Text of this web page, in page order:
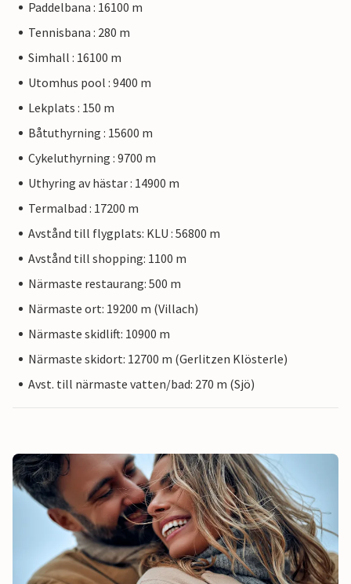
Paddelbana : 16100 m
Tennisbana : 280 m
Simhall : 16100 m
Utomhus pool : 9400 m
Lekplats : 150 m
Båtuthyrning : 15600 m
Cykeluthyrning : 9700 m
Uthyring av hästar : 14900 m
Termalbad : 17200 m
Avstånd till flygplats: KLU : 56800 m
Avstånd till shopping: 1100 m
Närmaste restaurang: 500 m
Närmaste ort: 19200 m (Villach)
Närmaste skidlift: 10900 m
Närmaste skidort: 12700 m (Gerlitzen Klösterle)
Avst. till närmaste vatten/bad: 270 m (Sjö)